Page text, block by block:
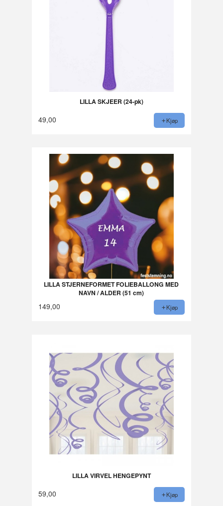
LILLA SKJEER (24-pk)
49,00 Kjøp
LILLA STJERNEFORMET FOLIEBALLONG MED
NAVN / ALDER (51 cm)
149,00 Kjøp
LILLA VIRVEL HENGEPYNT
59,00 Kjøp